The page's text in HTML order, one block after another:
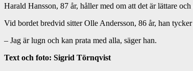
Harald Hansson, 87 år, håller med om att det är lättare
Vid bordet bredvid sitter Olle Andersson, 86 år, han
– Jag är lugn och kan prata med alla, säger han.
Text och foto: Sigrid Törnqvist